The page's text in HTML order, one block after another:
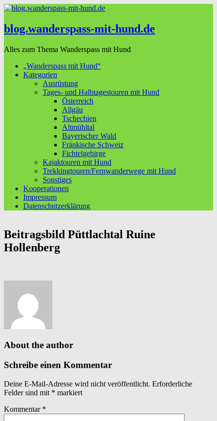
blog.wanderspass-mit-hund.de
Alles zum Thema Wanderspass mit Hund
„Wanderspass mit Hund“
Kategorien
Ausrüstung
Tages- und Halbtagestouren mit Hund
Österreich
Allgäu
Tschechien
Altmühltal
Bayerischer Wald
Fränkische Schweiz
Fichtelgebirge
Kajaktouren mit Hund
Trekkingtouren/Fernwanderwege mit Hund
Sonstiges
Kooperationen
Impressum
Datenschutzerklärung
Beitragsbild Püttlachtal Ruine
Hollenberg
About the author
Schreibe einen Kommentar
Deine E-Mail-Adresse wird nicht veröffentlicht. Erforderliche
Felder sind mit * markiert
Kommentar *